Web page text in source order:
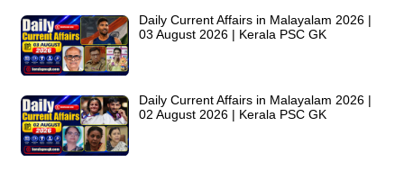
Daily Current Affairs in Malayalam 2026 |
03 August 2026 | Kerala PSC GK
Daily Current Affairs in Malayalam 2026 |
02 August 2026 | Kerala PSC GK